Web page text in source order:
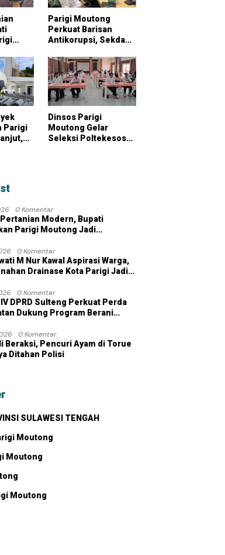
Parigi Moutong
Perkuat Barisan
Antikorupsi, Sekda
Bersama KPK
Parigi
Dinsos Parigi
Moutong Gelar
Seleksi Poltekesos
0 Komentar
Modern, Bupati
Parigi Moutong Jadi
0 Komentar
M Nur Kawal Aspirasi Warga,
Drainase Kota Parigi Jadi
0 Komentar
DPRD Sulteng Perkuat Perda
Dukung Program Berani
0 Komentar
Beraksi, Pencuri Ayam di Torue
Ditahan Polisi
SULAWESI TENGAH
Moutong
Moutong
Moutong